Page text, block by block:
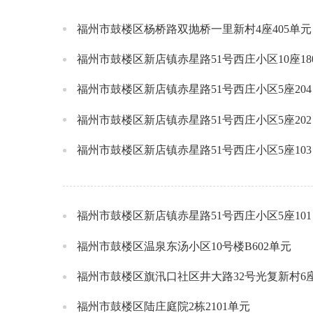
福州市鼓楼区杨桥路双抛桥一里新村4座405单元
福州市鼓楼区新店镇赤星路51号西庄小区10座
福州市鼓楼区新店镇赤星路51号西庄小区5座204
福州市鼓楼区新店镇赤星路51号西庄小区5座202
福州市鼓楼区新店镇赤星路51号西庄小区5座103
福州市鼓楼区新店镇赤星路51号西庄小区5座101
福州市鼓楼区温泉东汤小区10号楼B602单元
福州市鼓楼区旗汛口社区井大路32号光复新村6
福州市鼓楼区陆庄庭院2栋2101单元